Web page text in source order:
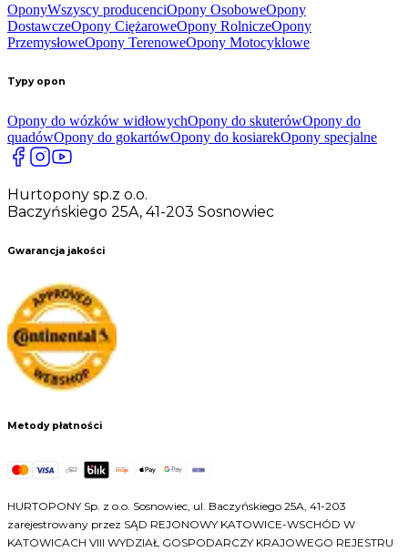
OponyWszyscy producenciOpony OsoboweOpony
DostawczeOpony CiężaroweOpony RolniczeOpony
PrzemysłoweOpony TerenoweOpony Motocyklowe
Typy opon
Opony do wózków widłowychOpony do skuterówOpony do
quadówOpony do gokartówOpony do kosiarekOpony specjalne
Hurtopony sp.z o.o.
Baczyńskiego 25A, 41-203 Sosnowiec
Gwarancja jakości
Metody płatności
HURTOPONY Sp. z o.o. Sosnowiec, ul. Baczyńskiego 25A, 41-203
zarejestrowany przez SĄD REJONOWY KATOWICE-WSCHÓD W
KATOWICACH VIII WYDZIAŁ GOSPODARCZY KRAJOWEGO REJESTRU